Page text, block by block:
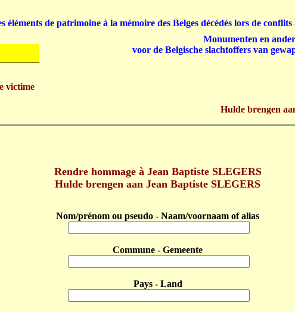
Rendre hommage à Jean Baptiste SLEGERS
Hulde brengen aan Jean Baptiste SLEGERS
Nom/prénom ou pseudo - Naam/voornaam of alias
Commune - Gemeente
Pays - Land
victime
Hulde brengen
éléments de patrimoine à la mémoire des Belges décédés lors de conflits
Monumenten en
voor de Belgische slachtoffers van